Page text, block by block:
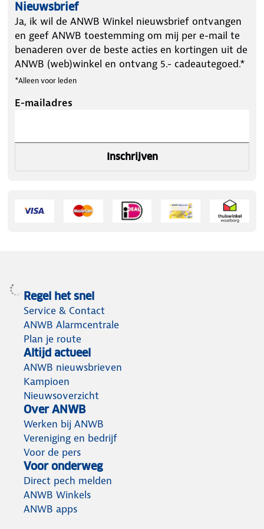
Nieuwsbrief
Ja, ik wil de ANWB Winkel nieuwsbrief ontvangen
en geef ANWB toestemming om mij per e-mail te
benaderen over de beste acties en kortingen uit de
ANWB (web)winkel en ontvang 5.- cadeautegoed.*
*Alleen voor leden
E-mailadres
Inschrijven
Regel het snel
Service & Contact
ANWB Alarmcentrale
Plan je route
Altijd actueel
ANWB nieuwsbrieven
Kampioen
Nieuwsoverzicht
Over ANWB
Werken bij ANWB
Vereniging en bedrijf
Voor de pers
Voor onderweg
Direct pech melden
ANWB Winkels
ANWB apps